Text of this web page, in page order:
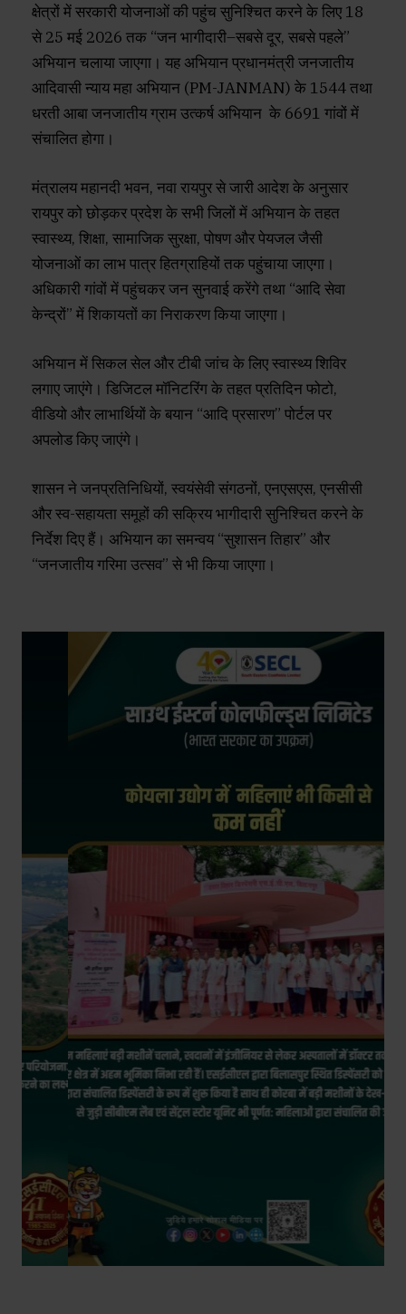
क्षेत्रों में सरकारी योजनाओं की पहुंच सुनिश्चित करने के लिए 18
से 25 मई 2026 तक “जन भागीदारी–सबसे दूर, सबसे पहले”
अभियान चलाया जाएगा। यह अभियान प्रधानमंत्री जनजातीय
आदिवासी न्याय महा अभियान (PM-JANMAN) के 1544 तथा
धरती आबा जनजातीय ग्राम उत्कर्ष अभियान के 6691 गांवों में
संचालित होगा।
मंत्रालय महानदी भवन, नवा रायपुर से जारी आदेश के अनुसार
रायपुर को छोड़कर प्रदेश के सभी जिलों में अभियान के तहत
स्वास्थ्य, शिक्षा, सामाजिक सुरक्षा, पोषण और पेयजल जैसी
योजनाओं का लाभ पात्र हितग्राहियों तक पहुंचाया जाएगा।
अधिकारी गांवों में पहुंचकर जन सुनवाई करेंगे तथा “आदि सेवा
केन्द्रों” में शिकायतों का निराकरण किया जाएगा।
अभियान में सिकल सेल और टीबी जांच के लिए स्वास्थ्य शिविर
लगाए जाएंगे। डिजिटल मॉनिटरिंग के तहत प्रतिदिन फोटो,
वीडियो और लाभार्थियों के बयान “आदि प्रसारण” पोर्टल पर
अपलोड किए जाएंगे।
शासन ने जनप्रतिनिधियों, स्वयंसेवी संगठनों, एनएसएस, एनसीसी
और स्व-सहायता समूहों की सक्रिय भागीदारी सुनिश्चित करने के
निर्देश दिए हैं। अभियान का समन्वय “सुशासन तिहार” और
“जनजातीय गरिमा उत्सव” से भी किया जाएगा।